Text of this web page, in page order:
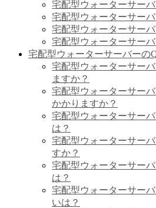
宅配型ウォーターサー
宅配型ウォーターサー
宅配型ウォーターサー
宅配型ウォーターサー
宅配型ウォーターサーバーの
宅配型ウォーターサー
ますか？
宅配型ウォーターサー
かかりますか？
宅配型ウォーターサー
は？
宅配型ウォーターサー
すか？
宅配型ウォーターサー
は？
宅配型ウォーターサー
いは？